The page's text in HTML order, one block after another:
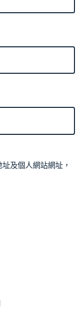
及個人網站網址，